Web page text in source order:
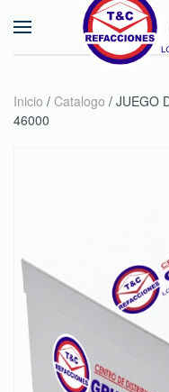
Skip to main
Inicio / Catalogo / JUEGO
46000